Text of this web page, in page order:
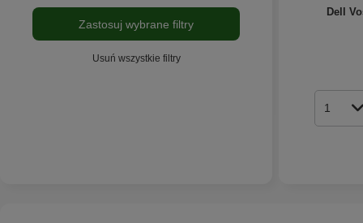
Zastosuj wybrane filtry
Usuń wszystkie filtry
Dell
Ilość